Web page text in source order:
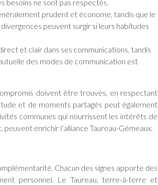
besoins ne sont pas respectés.
prudent et économe, tandis que le
peuvent surgir si leurs habitudes
et clair dans ses communications, tandis
des modes de communication est
doivent être trouvés, en respectant
et de moments partagés peut également
communes qui nourrissent les intérêts de
enrichir l’alliance Taureau-Gémeaux.
Chacun des signes apporte des
personnel. Le Taureau, terre-à-terre et